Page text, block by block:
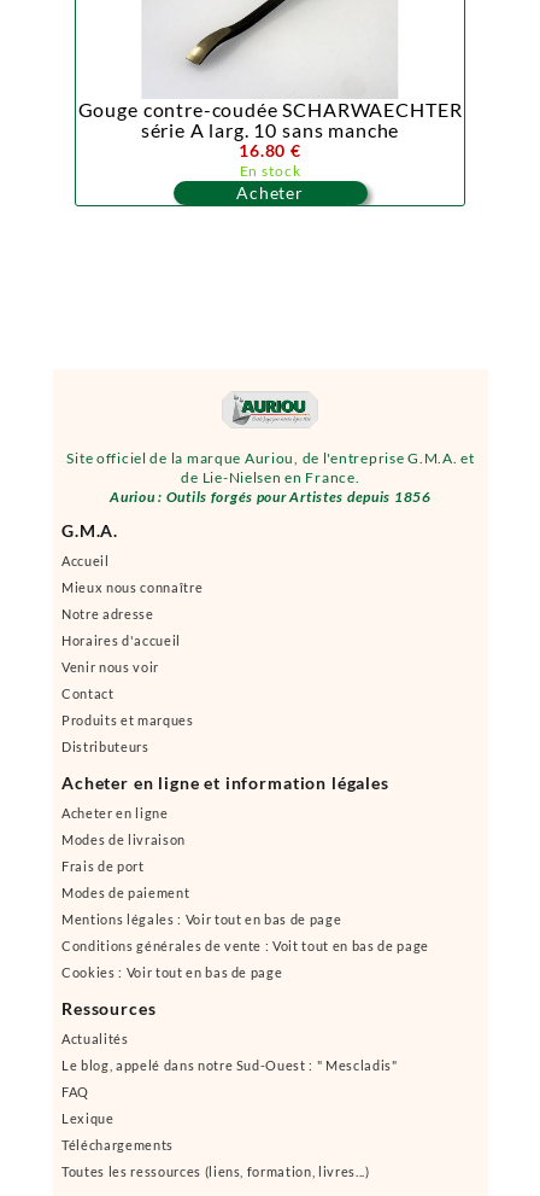
Site officiel de la marque Auriou, de l'entreprise G.M.A. et
de Lie-Nielsen en France.
Auriou : Outils forgés pour Artistes depuis 1856
G.M.A.
Accueil
Mieux nous connaître
Notre adresse
Horaires d'accueil
Venir nous voir
Contact
Produits et marques
Distributeurs
Acheter en ligne et information légales
Acheter en ligne
Modes de livraison
Frais de port
Modes de paiement
Mentions légales : Voir tout en bas de page
Conditions générales de vente : Voit tout en bas de page
Cookies : Voir tout en bas de page
Ressources
Actualités
Le blog, appelé dans notre Sud-Ouest : " Mescladis"
FAQ
Lexique
Téléchargements
Toutes les ressources (liens, formation, livres...)
Gouge contre-coudée SCHARWAECHTER
série A larg. 10 sans manche
16.80 €
En stock
Acheter